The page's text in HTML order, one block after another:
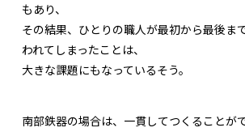
もあり、
その結果、ひとりの職人が最初から最後ま
われてしまったことは、
大きな課題にもなっているそう。
南部鉄器の場合は、一貫してつくることが